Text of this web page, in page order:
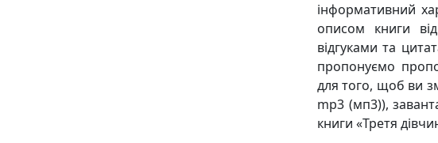
інформативний
описом книги
відгуками та
пропонуємо
для того, щоб ви
mp3 (мп3)),
книги «Третя